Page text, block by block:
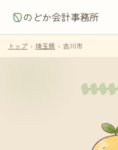
のどか会計事務所
トップ › 埼玉県 › 吉川市